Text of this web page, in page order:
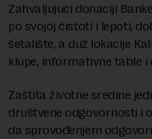
Zahvaljujući donaciji
po svojoj čistoti i lepoti,
šetalište, a duž lokacije
klupe, informativne table
Zaštita životne sredine
društvene odgovornosti i
da sprovođenjem